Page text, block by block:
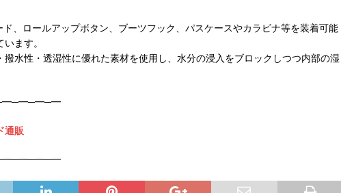
、ロールアップボタン、ブーツフック、パスケースやカラビナ等を装着可能
ます。
水性・透湿性に優れた素材を使用し、水分の浸入をブロックしつつ内部の湿
通販